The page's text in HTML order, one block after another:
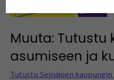
Muuta: Tutustu
asumiseen ja
Tutustu Seinäjoen